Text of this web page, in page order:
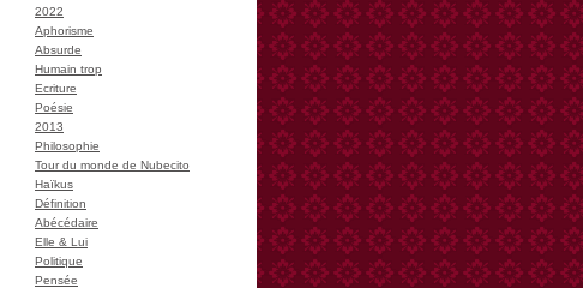
2022
Aphorisme
Absurde
Humain trop
Ecriture
Poésie
2013
Philosophie
Tour du monde de Nubecito
Haïkus
Définition
Abécédaire
Elle & Lui
Politique
Pensée